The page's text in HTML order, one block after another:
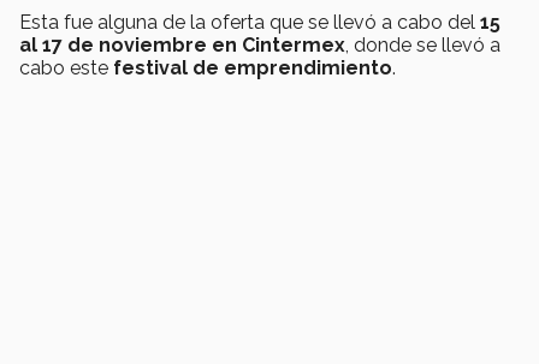
Esta fue alguna de la oferta que se llevó a cabo del 15
al 17 de noviembre en Cintermex , donde se llevó a
cabo este festival de emprendimiento.